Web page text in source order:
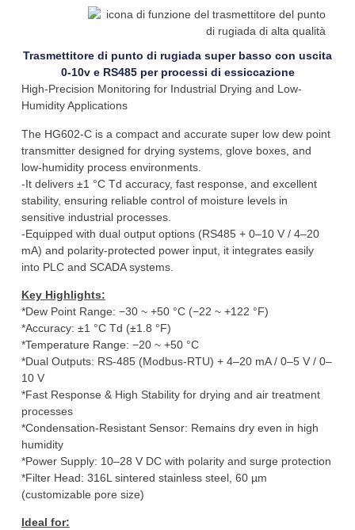
Trasmettitore di punto di rugiada super basso con uscita
0-10v e RS485 per processi di essiccazione
High-Precision Monitoring for Industrial Drying and Low-
Humidity Applications
The HG602-C is a compact and accurate super low dew point
transmitter designed for drying systems, glove boxes, and
low-humidity process environments.
-It delivers ±1 °C Td accuracy, fast response, and excellent
stability, ensuring reliable control of moisture levels in
sensitive industrial processes.
-Equipped with dual output options (RS485 + 0–10 V / 4–20
mA) and polarity-protected power input, it integrates easily
into PLC and SCADA systems.
Key Highlights:
*Dew Point Range: −30 ~ +50 °C (−22 ~ +122 °F)
*Accuracy: ±1 °C Td (±1.8 °F)
*Temperature Range: −20 ~ +50 °C
*Dual Outputs: RS-485 (Modbus-RTU) + 4–20 mA / 0–5 V / 0–
10 V
*Fast Response & High Stability for drying and air treatment
processes
*Condensation-Resistant Sensor: Remains dry even in high
humidity
*Power Supply: 10–28 V DC with polarity and surge protection
*Filter Head: 316L sintered stainless steel, 60 µm
(customizable pore size)
Ideal for: